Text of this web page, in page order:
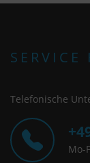
SERVICE
Telefonische
Mo-